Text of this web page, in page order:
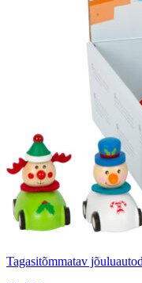
Tagasitõmmatav